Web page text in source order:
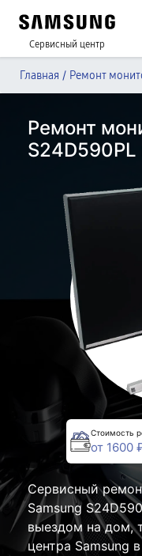
Сервисный центр
Главная / Ремонт
Ремонт
Стоимость
от 1600
Сервисный
Samsung
выездом на дом,
центра Samsung